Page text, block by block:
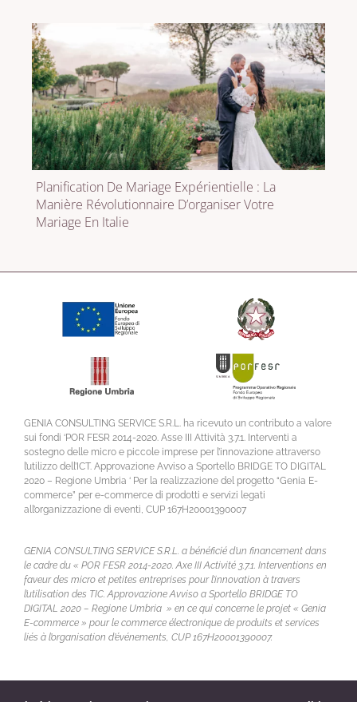
Planification De Mariage Expérientielle : La
Manière Révolutionnaire D’organiser Votre
Mariage En Italie
GENIA CONSULTING SERVICE S.R.L. ha ricevuto un contributo a valore
sui fondi ‘POR FESR 2014-2020. Asse III Attività 3.7.1. Interventi a
sostegno delle micro e piccole imprese per l’innovazione attraverso
l’utilizzo dell’ICT. Approvazione Avviso a Sportello BRIDGE TO DIGITAL
2020 – Regione Umbria ‘ Per la realizzazione del progetto “Genia E-
commerce” per e-commerce di prodotti e servizi legati
all’organizzazione di eventi, CUP 167H20001390007
GENIA CONSULTING SERVICE S.R.L. a bénéficié d’un financement dans
le cadre du « POR FESR 2014-2020. Axe III Activité 3.7.1. Interventions en
faveur des micro et petites entreprises pour l’innovation à travers
l’utilisation des TIC. Approvazione Avviso a Sportello BRIDGE TO
DIGITAL 2020 – Regione Umbria » en ce qui concerne le projet « Genia
E-commerce » pour le commerce électronique de produits et services
liés à l’organisation d’événements, CUP 167H20001390007.